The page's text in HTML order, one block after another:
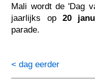
Mali wordt de 'Dag
jaarlijks op 20
parade.
< dag eerder